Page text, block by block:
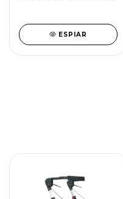
ESPIAR